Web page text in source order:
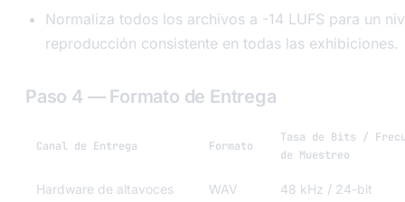
Normaliza todos los archivos a -14 LUFS para un
reproducción consistente en todas las exhibiciones.
Paso 4 — Formato de Entrega
Canal de Entrega Formato
Tasa de Bits /
de Muestreo
Hardware de altavoces
WAV 48 kHz / 24-bit